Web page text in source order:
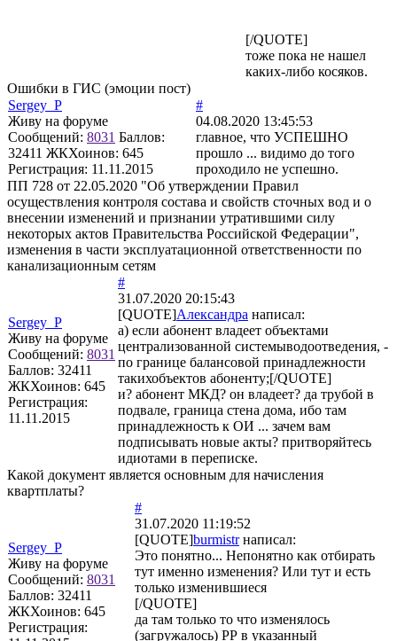
[/QUOTE]
тоже пока не нашел
каких-либо косяков.
Ошибки в ГИС (эмоции пост)
Sergey_P
Живу на форуме
Сообщений: 8031 Баллов:
32411 ЖКХоинов: 645
Регистрация: 11.11.2015
#
04.08.2020 13:45:53
главное, что УСПЕШНО
прошло ... видимо до того
проходило не успешно.
ПП 728 от 22.05.2020 "Об утверждении Правил
осуществления контроля состава и свойств сточных вод и о
внесении изменений и признании утратившими силу
некоторых актов Правительства Российской Федерации",
изменения в части эксплуатационной ответственности по
канализационным сетям
Sergey_P
Живу на форуме
Сообщений: 8031
Баллов: 32411
ЖКХоинов: 645
Регистрация:
11.11.2015
#
31.07.2020 20:15:43
[QUOTE]Александра написал:
а) если абонент владеет объектами
централизованной системыводоотведения, -
по границе балансовой принадлежности
такихобъектов абоненту;[/QUOTE]
и? абонент МКД? он владеет? да трубой в
подвале, граница стена дома, ибо там
принадлежность к ОИ ... зачем вам
подписывать новые акты? притворяйтесь
идиотами в переписке.
Какой документ является основным для начисления
квартплаты?
Sergey_P
Живу на форуме
Сообщений: 8031
Баллов: 32411
ЖКХоинов: 645
Регистрация:
#
31.07.2020 11:19:52
[QUOTE]burmistrнаписал:
Это понятно... Непонятно как отбирать
тут именно изменения? Или тут и есть
только изменившиеся
[/QUOTE]
да там только то что изменялось
(загружалось) РР в указанный